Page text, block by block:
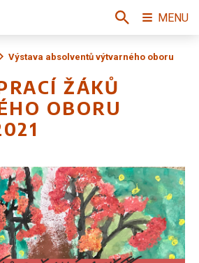
Výstava absolventů výtvarného oboru
ŽÁKŮ
OBORU
MENU